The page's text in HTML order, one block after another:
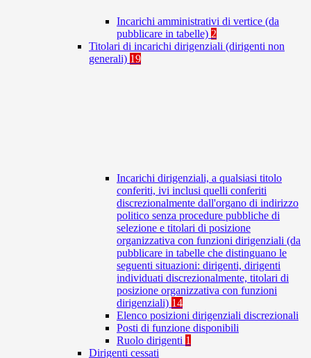
Incarichi amministrativi di vertice (da
pubblicare in tabelle) 2
Titolari di incarichi dirigenziali (dirigenti non
generali) 19
Incarichi dirigenziali, a qualsiasi titolo
conferiti, ivi inclusi quelli conferiti
discrezionalmente dall'organo di indirizzo
politico senza procedure pubbliche di
selezione e titolari di posizione
organizzativa con funzioni dirigenziali (da
pubblicare in tabelle che distinguano le
seguenti situazioni: dirigenti, dirigenti
individuati discrezionalmente, titolari di
posizione organizzativa con funzioni
dirigenziali) 14
Elenco posizioni dirigenziali discrezionali
Posti di funzione disponibili
Ruolo dirigenti 1
Dirigenti cessati